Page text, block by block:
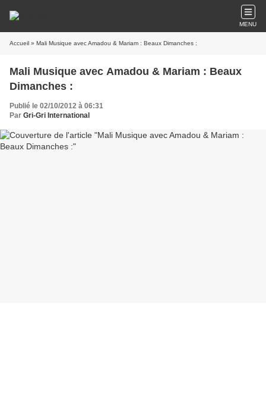
MENU
Accueil » Mali Musique avec Amadou & Mariam : Beaux Dimanches :
Mali Musique avec Amadou & Mariam : Beaux
Dimanches :
Publié le 02/10/2012 à 06:31
Par Gri-Gri International